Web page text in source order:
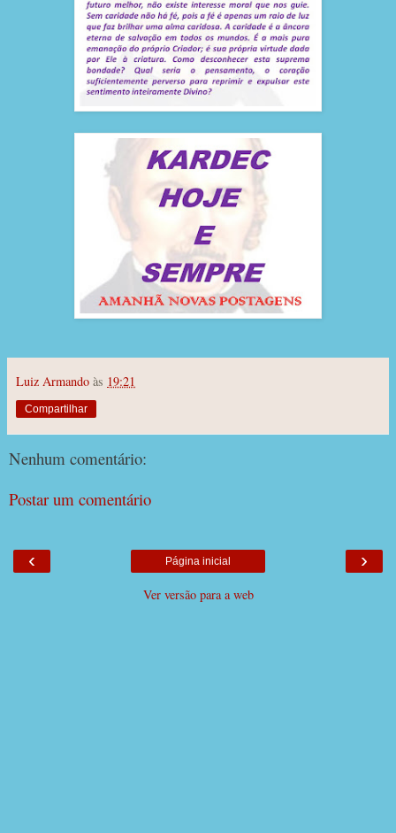
Luiz Armando às 19:21
Compartilhar
Nenhum comentário:
Postar um comentário
‹ ›
Página inicial
Ver versão para a web